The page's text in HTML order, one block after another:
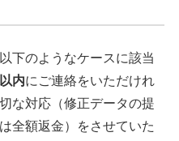
下のようなケースに該当
内にご連絡をいただけれ
な対応（修正データの提
全額返金）をさせていた